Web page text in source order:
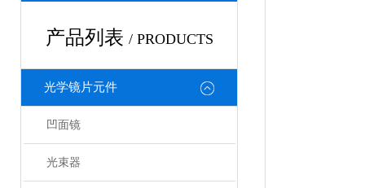
产品列表 / PRODUCTS
光学镜片元件
凹面镜
光束器